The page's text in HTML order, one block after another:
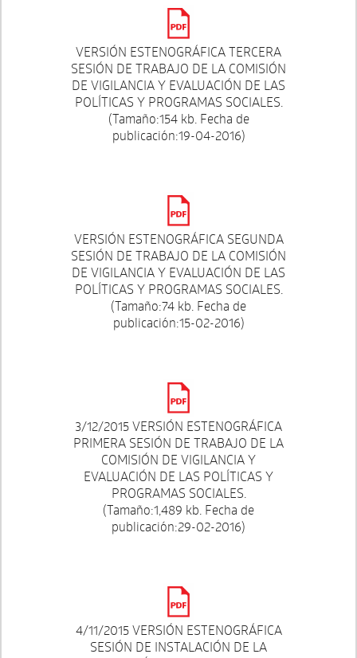
VERSIÓN ESTENOGRÁFICA TERCERA
SESIÓN DE TRABAJO DE LA COMISIÓN
DE VIGILANCIA Y EVALUACIÓN DE LAS
POLÍTICAS Y PROGRAMAS SOCIALES.
(Tamaño:154 kb. Fecha de
publicación:19-04-2016)
VERSIÓN ESTENOGRÁFICA SEGUNDA
SESIÓN DE TRABAJO DE LA COMISIÓN
DE VIGILANCIA Y EVALUACIÓN DE LAS
POLÍTICAS Y PROGRAMAS SOCIALES.
(Tamaño:74 kb. Fecha de
publicación:15-02-2016)
3/12/2015 VERSIÓN ESTENOGRÁFICA
PRIMERA SESIÓN DE TRABAJO DE LA
COMISIÓN DE VIGILANCIA Y
EVALUACIÓN DE LAS POLÍTICAS Y
PROGRAMAS SOCIALES.
(Tamaño:1,489 kb. Fecha de
publicación:29-02-2016)
4/11/2015 VERSIÓN ESTENOGRÁFICA
SESIÓN DE INSTALACIÓN DE LA